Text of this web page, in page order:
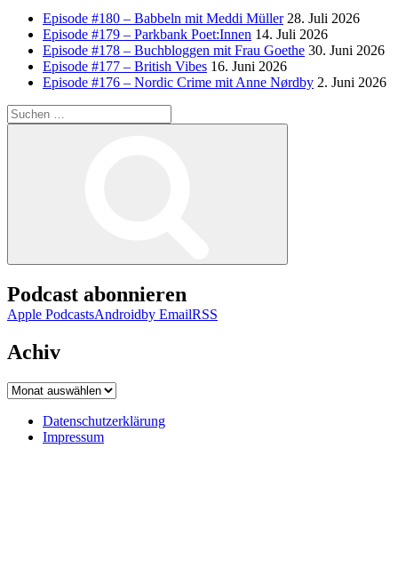
Episode #180 – Babbeln mit Meddi Müller 28. Juli 2026
Episode #179 – Parkbank Poet:Innen 14. Juli 2026
Episode #178 – Buchbloggen mit Frau Goethe 30. Juni 2026
Episode #177 – British Vibes 16. Juni 2026
Episode #176 – Nordic Crime mit Anne Nørdby 2. Juni 2026
Suchen
nach:
Podcast abonnieren
Apple PodcastsAndroidby EmailRSS
Achiv
Achiv
Datenschutzerklärung
Impressum